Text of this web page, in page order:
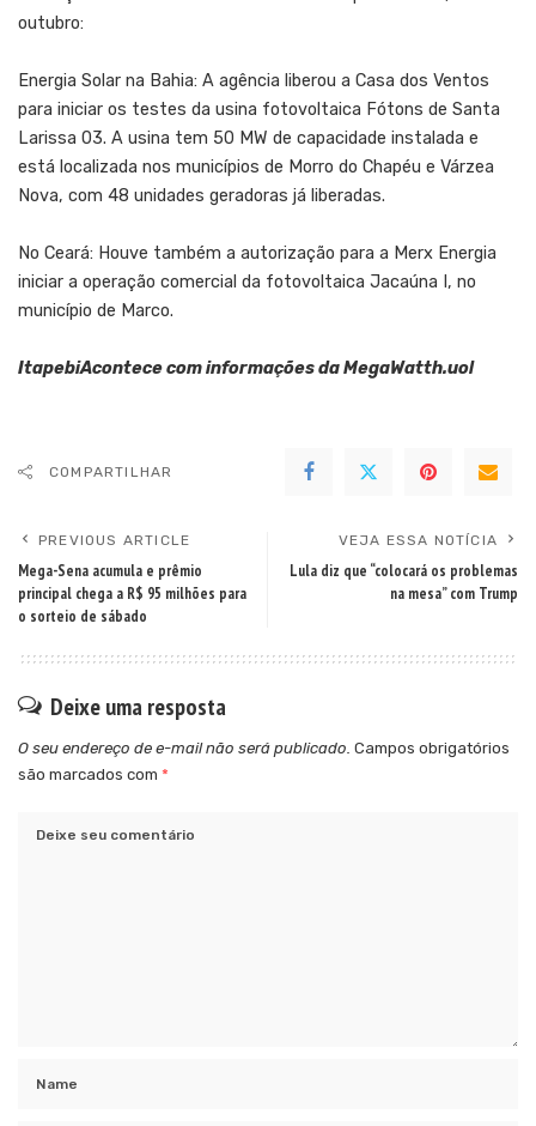
outubro:
Energia Solar na Bahia: A agência liberou a Casa dos Ventos
para iniciar os testes da usina fotovoltaica Fótons de Santa
Larissa 03. A usina tem 50 MW de capacidade instalada e
está localizada nos municípios de Morro do Chapéu e Várzea
Nova, com 48 unidades geradoras já liberadas.
No Ceará: Houve também a autorização para a Merx Energia
iniciar a operação comercial da fotovoltaica Jacaúna I, no
município de Marco.
ItapebiAcontece com informações da MegaWatth.uol
COMPARTILHAR
PREVIOUS ARTICLE
Mega-Sena acumula e prêmio
principal chega a R$ 95 milhões para
o sorteio de sábado
VEJA ESSA NOTÍCIA
Lula diz que “colocará os problemas
na mesa” com Trump
Deixe uma resposta
O seu endereço de e-mail não será publicado. Campos obrigatórios
são marcados com *